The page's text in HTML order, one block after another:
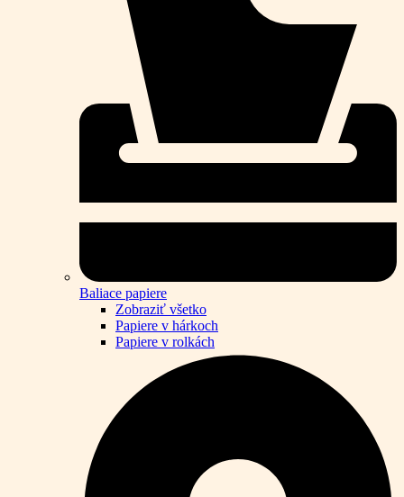
Baliace papiere
Zobraziť všetko
Papiere v hárkoch
Papiere v rolkách